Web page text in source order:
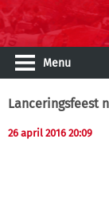
Menu
Lanceringsfeest
26 april 2016 20:09